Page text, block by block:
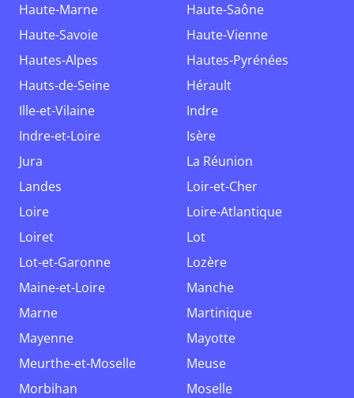
Haute-Marne
Haute-Saône
Haute-Savoie
Haute-Vienne
Hautes-Alpes
Hautes-Pyrénées
Hauts-de-Seine
Hérault
Ille-et-Vilaine
Indre
Indre-et-Loire
Isère
Jura
La Réunion
Landes
Loir-et-Cher
Loire
Loire-Atlantique
Loiret
Lot
Lot-et-Garonne
Lozère
Maine-et-Loire
Manche
Marne
Martinique
Mayenne
Mayotte
Meurthe-et-Moselle
Meuse
Morbihan
Moselle